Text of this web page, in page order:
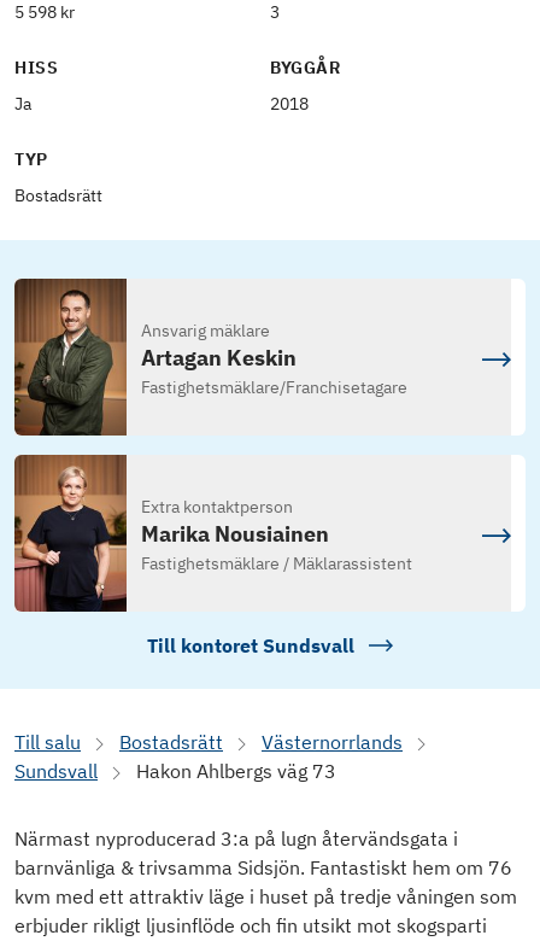
5 598 kr
3
HISS
Ja
BYGGÅR
2018
TYP
Bostadsrätt
Ansvarig mäklare
Artagan Keskin
Fastighetsmäklare/Franchisetagare
Extra kontaktperson
Marika Nousiainen
Fastighetsmäklare / Mäklarassistent
Till kontoret Sundsvall
Till salu Bostadsrätt
Västernorrlands
Sundsvall
Hakon Ahlbergs väg 73
Närmast nyproducerad 3:a på lugn återvändsgata i
barnvänliga & trivsamma Sidsjön. Fantastiskt hem om 76
kvm med ett attraktiv läge i huset på tredje våningen som
erbjuder rikligt ljusinflöde och fin utsikt mot skogsparti